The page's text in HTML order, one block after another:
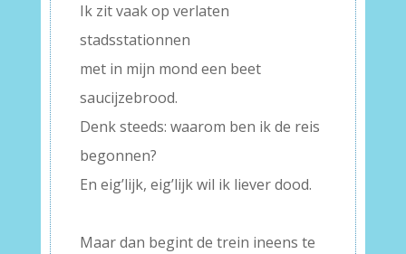
Ik zit vaak op verlaten
stadsstationnen
met in mijn mond een beet
saucijzebrood.
Denk steeds: waarom ben ik de reis
begonnen?
En eig’lijk, eig’lijk wil ik liever dood.
Maar dan begint de trein ineens te